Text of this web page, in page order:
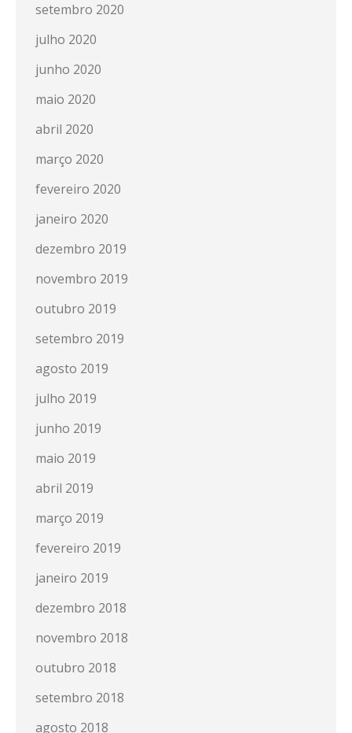
setembro 2020
julho 2020
junho 2020
maio 2020
abril 2020
março 2020
fevereiro 2020
janeiro 2020
dezembro 2019
novembro 2019
outubro 2019
setembro 2019
agosto 2019
julho 2019
junho 2019
maio 2019
abril 2019
março 2019
fevereiro 2019
janeiro 2019
dezembro 2018
novembro 2018
outubro 2018
setembro 2018
agosto 2018